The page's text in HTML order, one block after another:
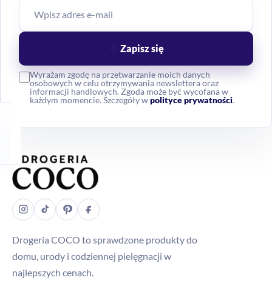
Wyrażam zgodę na przetwarzanie moich danych
osobowych w celu otrzymywania newslettera oraz
informacji handlowych. Zgoda może być wycofana w
każdym momencie. Szczegóły wpolityce prywatności.
Zapisz się
Drogeria COCO to sprawdzone produkty do
domu, urody i codziennej pielęgnacji w
najlepszych cenach.